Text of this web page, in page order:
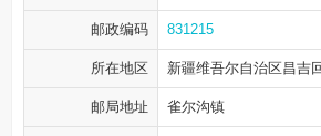
邮政编码 831215
所在地区 新疆维吾尔自治区昌吉
邮局地址 雀尔沟镇